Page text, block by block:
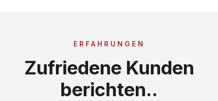
ERFAHRUNGEN
Zufriedene Kunden
berichten..